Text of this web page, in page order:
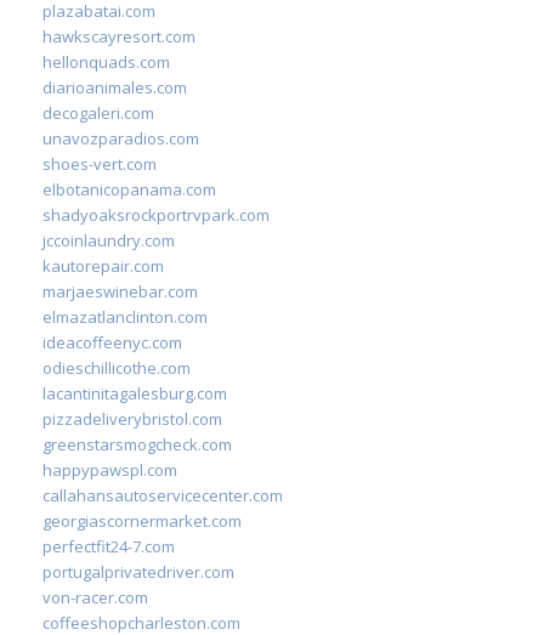
plazabatai.com
hawkscayresort.com
hellonquads.com
diarioanimales.com
decogaleri.com
unavozparadios.com
shoes-vert.com
elbotanicopanama.com
shadyoaksrockportrvpark.com
jccoinlaundry.com
kautorepair.com
marjaeswinebar.com
elmazatlanclinton.com
ideacoffeenyc.com
odieschillicothe.com
lacantinitagalesburg.com
pizzadeliverybristol.com
greenstarsmogcheck.com
happypawspl.com
callahansautoservicecenter.com
georgiascornermarket.com
perfectfit24-7.com
portugalprivatedriver.com
von-racer.com
coffeeshopcharleston.com